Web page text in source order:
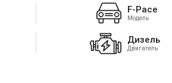
F-Pace
Модель
Дизель
Двигатель